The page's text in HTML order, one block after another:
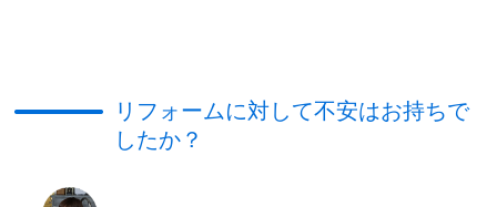
リフォームに対して不安はお持ちで
したか？